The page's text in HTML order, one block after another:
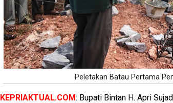
Peletakan Batau Pertama
KEPRIAKTUAL.COM: Bupati Bintan H. Apri